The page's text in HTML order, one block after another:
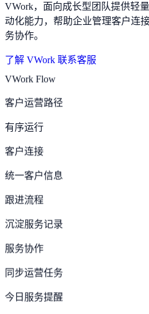
VWork，面向成长型团队提供轻
动化能力，帮助企业管理客户连
务协作。
了解 VWork 联系客服
VWork Flow
客户运营路径
有序运行
客户连接
统一客户信息
跟进流程
沉淀服务记录
服务协作
同步运营任务
今日服务提醒